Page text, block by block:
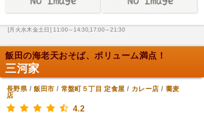
[月火水木金土日] 11:00～14:30,17:00～21:30
飯田の海老天おそば、ボリューム満点！
三河家
長野県/飯田市 / 常盤町５丁目 定食屋 / カレー店 / 蕎麦
店
4.2